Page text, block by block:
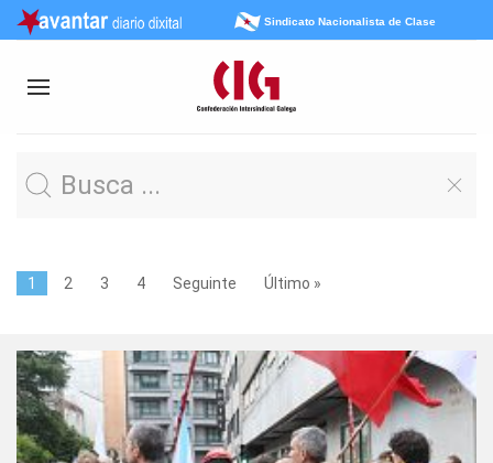
Sindicato Nacionalista de Clase
1 2 3 4 Seguinte Último »